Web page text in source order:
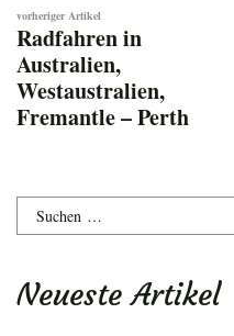
Radfahren in
Australien,
Westaustralien,
Fremantle – Perth
Suchen
nach:
Neueste Artikel